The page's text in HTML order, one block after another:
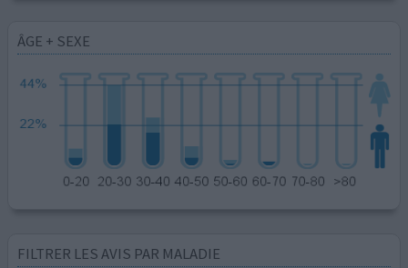
ÂGE + SEXE
FILTRER LES AVIS PAR MALADIE